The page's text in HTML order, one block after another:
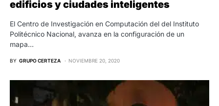
edificios y ciudades inteligentes
El Centro de Investigación en Computación del del Instituto
Politécnico Nacional, avanza en la configuración de un
mapa…
BY GRUPO CERTEZA NOVIEMBRE 20, 2020